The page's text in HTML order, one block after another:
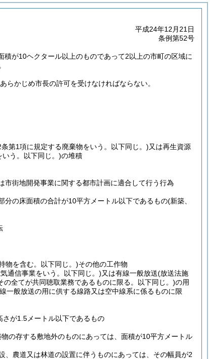
平成24年12月21日
条例第52号
積が10ヘクタール以上のものであって2以上の市町の区域に
かじめ市長の許可を受けなければならない。
条第1項に規定する廃棄物をいう。以下同じ。)又は再生資源
う。以下同じ。)の堆積
街地開発事業に関する都市計画に適合して行う行為
の床面積の合計が10平方メートル以下であるもの(新築、
物を含む。以下同じ。)その他の工作物
通信事業をいう。以下同じ。)又は有線一般放送(放送法施
全てが共同聴取業務であるものに限る。以下同じ。)の用
一般放送の用に供する線路又は空中線系に係るものに限
さが1.5メートル以下であるもの
の存する敷地外のものにあっては、面積が10平方メートル
、農道又は林道の設置に伴うものにあっては、その幅員が2